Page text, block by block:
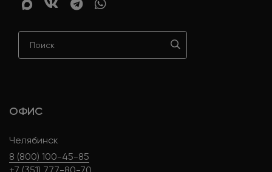
ОФИС
Челябинск
8 (800) 100-45-85
+7 (351) 777-80-70